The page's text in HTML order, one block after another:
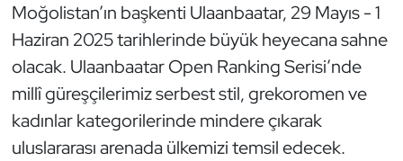
Moğolistan’ın başkenti Ulaanbaatar, 29 Mayıs - 1
Haziran 2025 tarihlerinde büyük heyecana sahne
olacak. Ulaanbaatar Open Ranking Serisi’nde
millî güreşçilerimiz serbest stil, grekoromen ve
kadınlar kategorilerinde mindere çıkarak
uluslararası arenada ülkemizi temsil edecek.
Genel
Golf
Güreş